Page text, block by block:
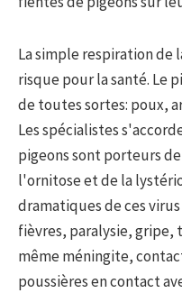
La simple respiration de
risque pour la santé. Le
de toutes sortes: poux,
Les spécialistes
pigeons sont porteurs
l'ornitose et de la
dramatiques de ces
fièvres, paralysie,
même méningite,
poussières en contact